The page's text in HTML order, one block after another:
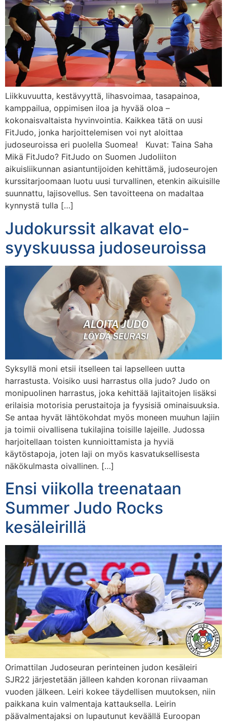
Liikkuvuutta, kestävyyttä, lihasvoimaa, tasapainoa,
kamppailua, oppimisen iloa ja hyvää oloa –
kokonaisvaltaista hyvinvointia. Kaikkea tätä on uusi
FitJudo, jonka harjoittelemisen voi nyt aloittaa
judoseuroissa eri puolella Suomea! Kuvat: Taina Saha
Mikä FitJudo? FitJudo on Suomen Judoliiton
aikuisliikunnan asiantuntijoiden kehittämä, judoseurojen
kurssitarjoomaan luotu uusi turvallinen, etenkin aikuisille
suunnattu, lajisovellus. Sen tavoitteena on madaltaa
kynnystä tulla […]
Judokurssit alkavat elo-
syyskuussa judoseuroissa
Syksyllä moni etsii itselleen tai lapselleen uutta
harrastusta. Voisiko uusi harrastus olla judo? Judo on
monipuolinen harrastus, joka kehittää lajitaitojen lisäksi
erilaisia motorisia perustaitoja ja fyysisiä ominaisuuksia.
Se antaa hyvät lähtökohdat myös moneen muuhun lajiin
ja toimii oivallisena tukilajina toisille lajeille. Judossa
harjoitellaan toisten kunnioittamista ja hyviä
käytöstapoja, joten laji on myös kasvatuksellisesta
näkökulmasta oivallinen. […]
Ensi viikolla treenataan
Summer Judo Rocks
kesäleirillä
Orimattilan Judoseuran perinteinen judon kesäleiri
SJR22 järjestetään jälleen kahden koronan riivaaman
vuoden jälkeen. Leiri kokee täydellisen muutoksen, niin
paikkana kuin valmentaja kattauksella. Leirin
päävalmentajaksi on lupautunut keväällä Euroopan